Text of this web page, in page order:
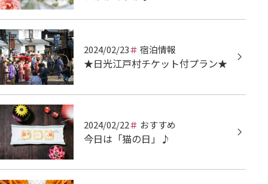
2024/02/23 宿泊情報
★日光江戸村チケット付プラン★
2024/02/22 おすすめ
今日は「猫の日」♪